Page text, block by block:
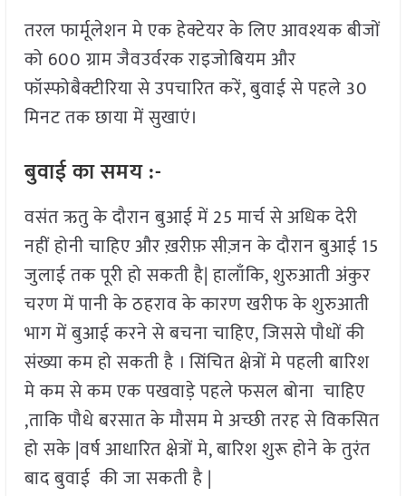
तरल फार्मूलेशन मे एक हेक्टेयर के लिए आवश्यक बीजों
को 600 ग्राम जैवउर्वरक राइजोबियम और
फॉस्फोबैक्टीरिया से उपचारित करें, बुवाई से पहले 30
मिनट तक छाया में सुखाएं।
बुवाई का समय :-
वसंत ऋतु के दौरान बुआई में 25 मार्च से अधिक देरी
नहीं होनी चाहिए और ख़रीफ़ सीज़न के दौरान बुआई 15
जुलाई तक पूरी हो सकती है| हालाँकि, शुरुआती अंकुर
चरण में पानी के ठहराव के कारण खरीफ के शुरुआती
भाग में बुआई करने से बचना चाहिए, जिससे पौधों की
संख्या कम हो सकती है । सिंचित क्षेत्रों मे पहली बारिश
मे कम से कम एक पखवाड़े पहले फसल बोना चाहिए
,ताकि पौधे बरसात के मौसम मे अच्छी तरह से विकसित
हो सके |वर्ष आधारित क्षेत्रों मे, बारिश शुरू होने के तुरंत
बाद बुवाई की जा सकती है |